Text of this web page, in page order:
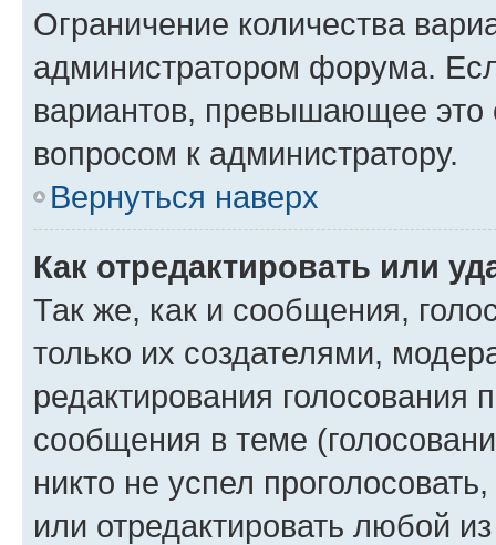
Ограничение количества
администратором форума.
вариантов, превышающее это
вопросом к администратору.
Вернуться наверх
Как отредактировать или
Так же, как и сообщения,
только их создателями,
редактирования голосования
сообщения в теме
никто не успел
или отредактировать любой